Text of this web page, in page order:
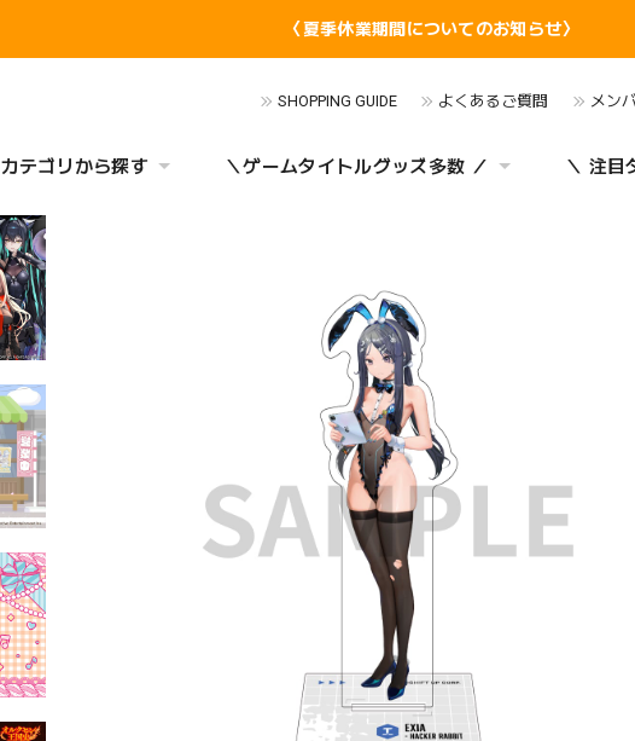
〈夏季休業期間についてのお知らせ〉
SHOPPING GUIDE よくあるご質問 メン
カテゴリから探す ＼ゲームタイトルグッズ多数 ／ ＼ 注目